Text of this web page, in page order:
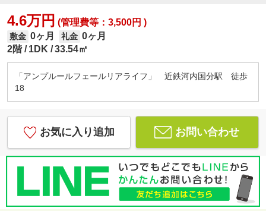
4.6万円 (管理費等：3,500円 )
敷金 0ヶ月 礼金 0ヶ月
2階
1DK 33.54㎡
「アンプルールフェールリアライフ」 近鉄河内国分駅 徒歩
18
お気に入り追加 お問い合わせ